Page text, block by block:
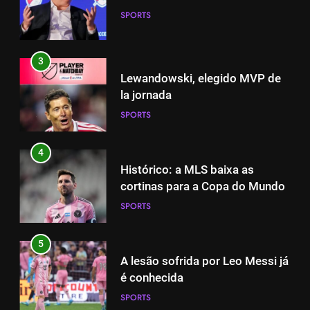
Lewandowski, elegido MVP de
5
6
SPORTS
3
Lewandowski, elegido MVP de
la jornada
SPORTS
4
Histórico: a MLS baixa as
cortinas para a Copa do Mundo
SPORTS
5
A lesão sofrida por Leo Messi já
é conhecida
SPORTS